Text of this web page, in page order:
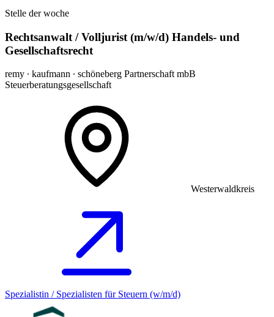
Stelle der woche
Rechtsanwalt / Volljurist (m/w/d) Handels- und
Gesellschaftsrecht
remy ∙ kaufmann ∙ schöneberg Partnerschaft mbB
Steuerberatungsgesellschaft
Westerwaldkreis
Spezialistin / Spezialisten für Steuern (w/m/d)